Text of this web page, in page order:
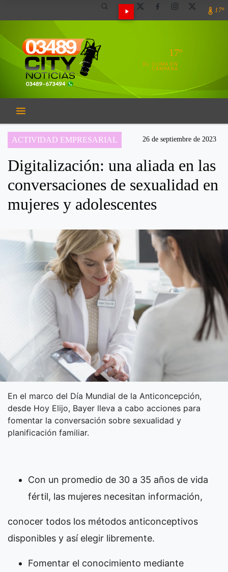
17º
17º
EL CLIMA EN
CAMPANA
ACTIVIDAD EMPRESARIAL 26 de septiembre de 2023
Digitalización: una aliada en las
conversaciones de sexualidad en
mujeres y adolescentes
En el marco del Día Mundial de la Anticoncepción,
desde Hoy Elijo, Bayer lleva a cabo acciones para
fomentar la conversación sobre sexualidad y
planificación familiar.
Con un promedio de 30 a 35 años de vida
fértil, las mujeres necesitan información,
conocer todos los métodos anticonceptivos
disponibles y así elegir libremente.
Fomentar el conocimiento mediante